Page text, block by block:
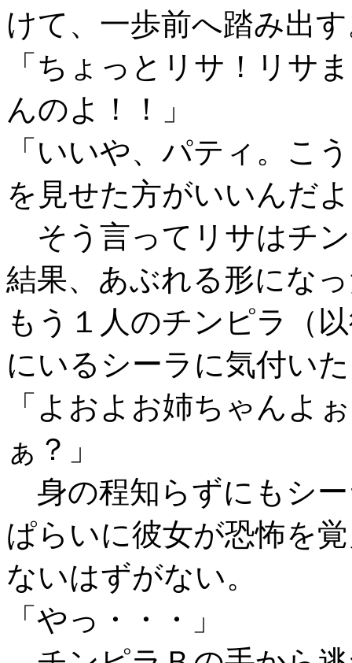
けて、一歩前へ踏み出
「ちょっとリサ！リサ
んのよ！！」
「いいや、パティ。こ
を見せた方がいいんだ
そう言ってリサはチ
結果、あぶれる形にな
もう１人のチンピラ（
にいるシーラに気付い
「よおよお姉ちゃんよ
ぁ？」
身の程知らずにもシ
ぱらいに彼女が恐怖を
ないはずがない。
「やっ・・・」